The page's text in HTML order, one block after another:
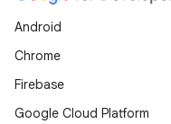
Android
Chrome
Firebase
Google Cloud Platform